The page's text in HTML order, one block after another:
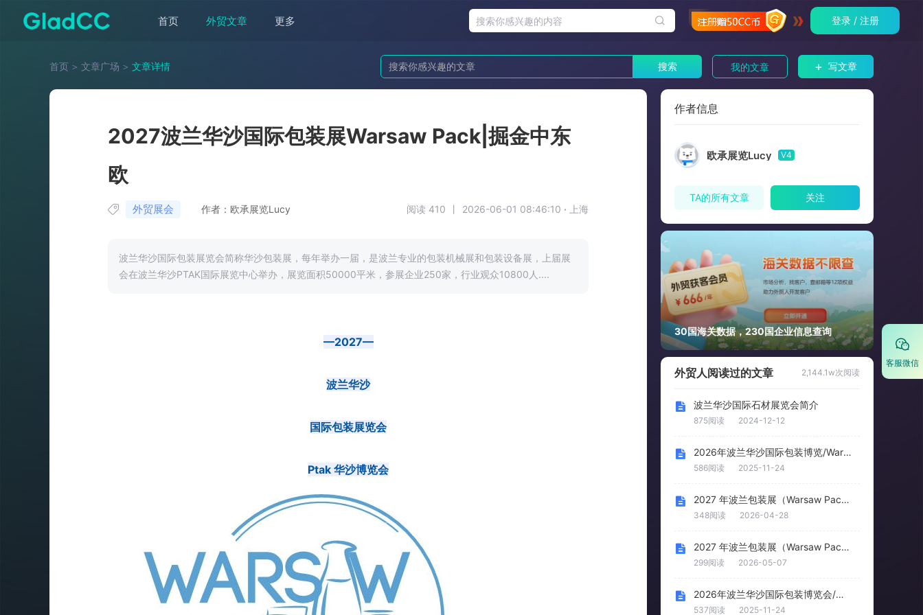
首页 外贸文章 更多 登录 / 注册
客服微信
首页 ＞ 文章广场 ＞ 文章详情 搜索 我的文章 + 写文章
2027波兰华沙国际包装展Warsaw Pack|掘金中东
欧
外贸展会 作者：欧承展览Lucy 阅读 410 丨 2026-06-01 08:46:10 · 上海
波兰华沙国际包装展览会简称华沙包装展，每年举办一届，是波兰专业的包装机械展和包装设备展，上届展
会在波兰华沙PTAK国际展览中心举办，展览面积50000平米，参展企业250家，行业观众10800人....
—2027—
波兰华沙
国际包装展览会
Ptak 华沙博览会
作者信息
欧承展览Lucy V4
TA的所有文章 关注
30国海关数据，230国企业信息查询
外贸人阅读过的文章 2,144.1w次阅读
波兰华沙国际石材展览会简介
875阅读 2024-12-12
2026年波兰华沙国际包装博览/Warsaw Pack 20
586阅读 2025-11-24
2027 年波兰包装展（Warsaw Pack 2027）
348阅读 2026-04-28
2027 年波兰包装展（Warsaw Pack 2027）
299阅读 2026-05-07
2026年波兰华沙国际包装博览会/WARSAW PACK
537阅读 2025-11-24